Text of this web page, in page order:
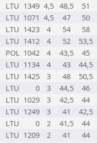
LTU 1349 4,5 48,5
51
LTU 1071 4,5 47
50
LTU 1423 4 54
58
LTU 1412 4 52
53,5
POL 1042 4 43,5
45
LTU 1134 4 43
44,5
LTU 1425 3 48
50,5
LTU 0 3 44,5
46
LTU 1029 3 42,5
44
LTU 1249 3 41
42,5
LTU 0 2 41,5
44
LTU 1209 2 41 44